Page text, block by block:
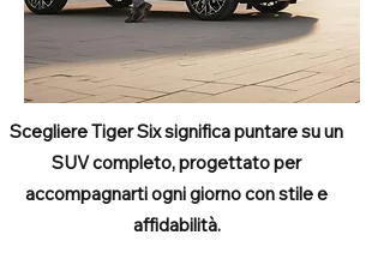
Scegliere Tiger Six significa puntare su un
SUV completo, progettato per
accompagnarti ogni giorno con stile e
affidabilità.